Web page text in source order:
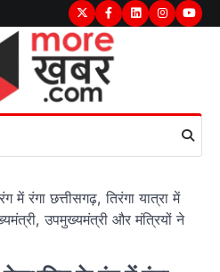
TwitterFacebook
LinkedInInstagram
रंगा छत्तीसगढ़, तिरंगा यात्रा में
उपमुख्यमंत्री और मंत्रियों ने